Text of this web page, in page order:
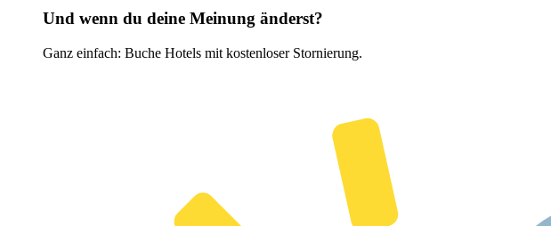
Und wenn du deine Meinung änderst?
Ganz einfach: Buche Hotels mit kostenloser Stornierung.